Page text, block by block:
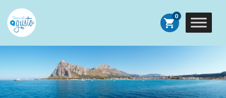
shopping_cart
0